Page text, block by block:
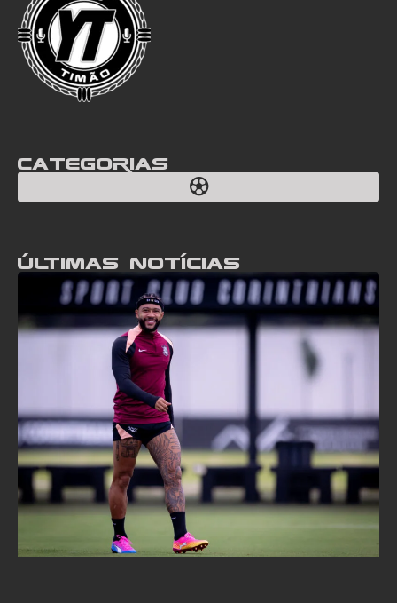
Categorias
Últimas notícias